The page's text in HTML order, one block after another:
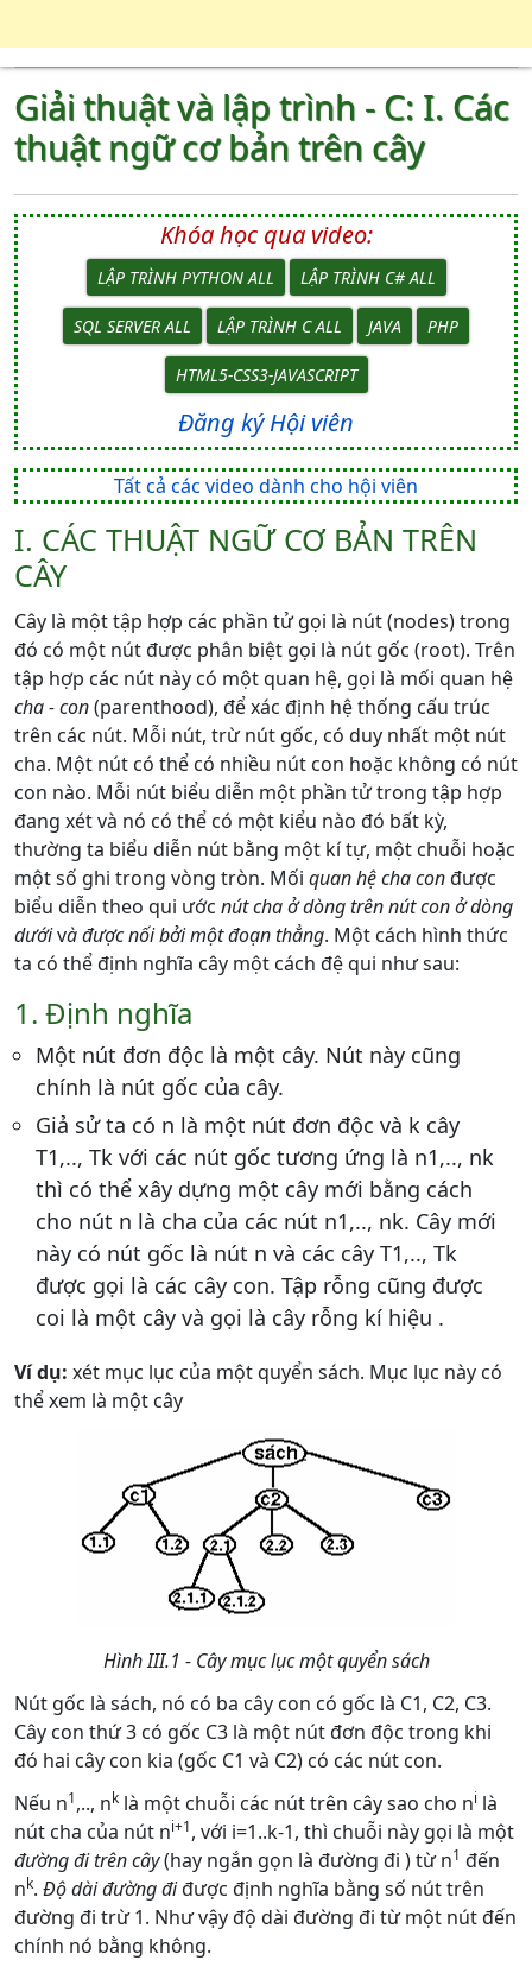
Giải thuật và lập trình - C: I. Các
thuật ngữ cơ bản trên cây
Khóa học qua video:
LẬP TRÌNH PYTHON ALL LẬP TRÌNH C# ALL
SQL SERVER ALL LẬP TRÌNH C ALL JAVA PHP
HTML5-CSS3-JAVASCRIPT
Đăng ký Hội viên
Tất cả các video dành cho hội viên
I. CÁC THUẬT NGỮ CƠ BẢN TRÊN
CÂY
Cây là một tập hợp các phần tử gọi là nút (nodes) trong
đó có một nút được phân biệt gọi là nút gốc (root). Trên
tập hợp các nút này có một quan hệ, gọi là mối quan hệ
cha - con(parenthood), để xác định hệ thống cấu trúc
trên các nút. Mỗi nút, trừ nút gốc, có duy nhất một nút
cha. Một nút có thể có nhiều nút con hoặc không có nút
con nào. Mỗi nút biểu diễn một phần tử trong tập hợp
đang xét và nó có thể có một kiểu nào đó bất kỳ,
thường ta biểu diễn nút bằng một kí tự, một chuỗi hoặc
một số ghi trong vòng tròn. Mối quan hệ cha conđược
biểu diễn theo qui ước nút cha ở dòng trên nút con ở dòng
dướivà được nối bởi một đoạn thẳng. Một cách hình thức
ta có thể định nghĩa cây một cách đệ qui như sau:
1. Định nghĩa
Một nút đơn độc là một cây. Nút này cũng
chính là nút gốc của cây.
Giả sử ta có n là một nút đơn độc và k cây
T1,.., Tk với các nút gốc tương ứng là n1,.., nk
thì có thể xây dựng một cây mới bằng cách
cho nút n là cha của các nút n1,.., nk. Cây mới
này có nút gốc là nút n và các cây T1,.., Tk
được gọi là các cây con. Tập rỗng cũng được
coi là một cây và gọi là cây rỗng kí hiệu .
Ví dụ: xét mục lục của một quyển sách. Mục lục này có
thể xem là một cây
Hình III.1 - Cây mục lục một quyển sách
Nút gốc là sách, nó có ba cây con có gốc là C1, C2, C3.
Cây con thứ 3 có gốc C3 là một nút đơn độc trong khi
đó hai cây con kia (gốc C1 và C2) có các nút con.
Nếu n1,.., nk là một chuỗi các nút trên cây sao cho ni là
nút cha của nút ni+1, với i=1..k-1, thì chuỗi này gọi là một
đường đi trên cây(hay ngắn gọn là đường đi ) từ n1 đến
nk. Độ dài đường điđược định nghĩa bằng số nút trên
đường đi trừ 1. Như vậy độ dài đường đi từ một nút đến
chính nó bằng không.